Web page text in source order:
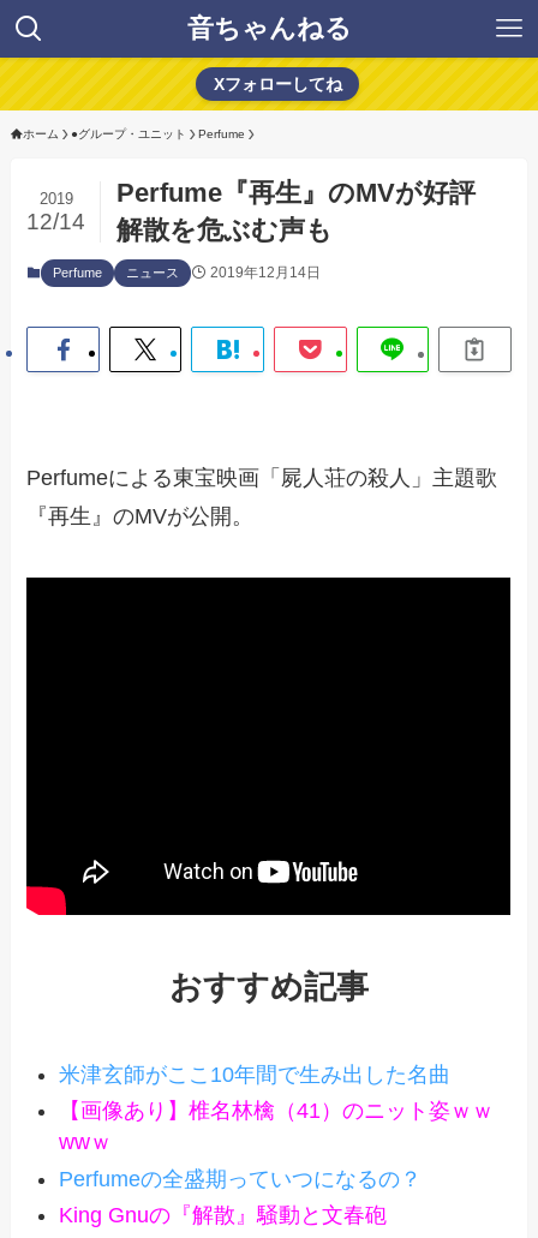
音ちゃんねる
Xフォローしてね
ホーム ●グループ・ユニット Perfume
Perfume『再生』のMVが好評
解散を危ぶむ声も
2019
12/14
Perfume ニュース 2019年12月14日
Perfumeによる東宝映画「屍人荘の殺人」主題歌
『再生』のMVが公開。
おすすめ記事
米津玄師がここ10年間で生み出した名曲
【画像あり】椎名林檎（41）のニット姿ｗｗ
wwｗ
Perfumeの全盛期っていつになるの？
King Gnuの『解散』騒動と文春砲